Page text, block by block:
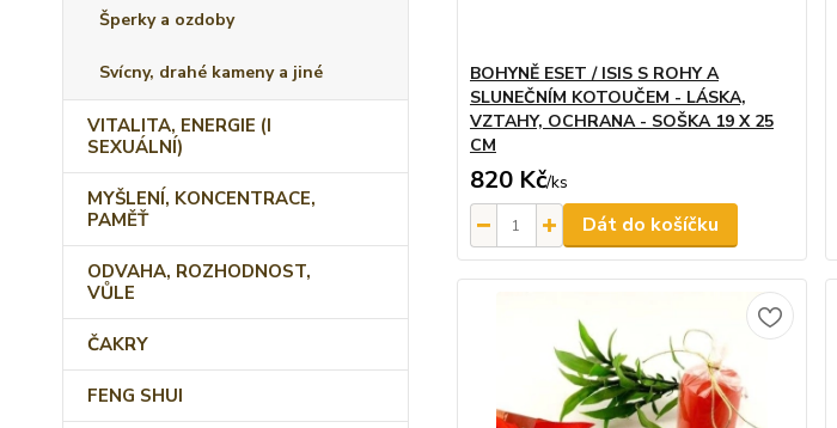
Šperky a ozdoby
Svícny, drahé kameny a jiné
VITALITA, ENERGIE (I
SEXUÁLNÍ)
MYŠLENÍ, KONCENTRACE,
PAMĚŤ
ODVAHA, ROZHODNOST,
VŮLE
ČAKRY
FENG SHUI
BOHYNĚ ESET / ISIS S ROHY A
SLUNEČNÍM KOTOUČEM - LÁSKA,
VZTAHY, OCHRANA - SOŠKA 19 X 25
CM
820 Kč/ks
Dát do košíčku